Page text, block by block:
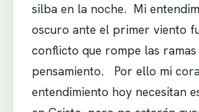
silba en la noche. Mi
oscuro ante el primer viento
conflicto que rompe las ramas
pensamiento. Por ello mi
entendimiento hoy necesitan